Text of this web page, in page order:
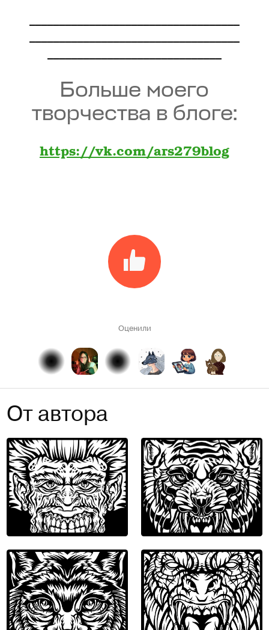
Больше моего
творчества в блоге:
https://vk.com/ars279blog
Оценили
От автора